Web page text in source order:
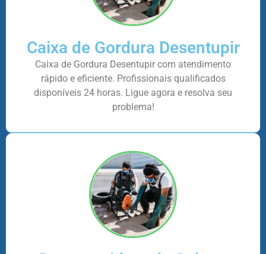
Caixa de Gordura Desentupir
Caixa de Gordura Desentupir com atendimento
rápido e eficiente. Profissionais qualificados
disponíveis 24 horas. Ligue agora e resolva seu
problema!